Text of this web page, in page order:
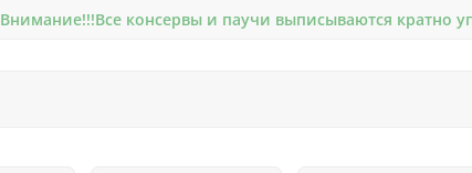
Внимание!!!Все консервы и паучи выписываются кратно